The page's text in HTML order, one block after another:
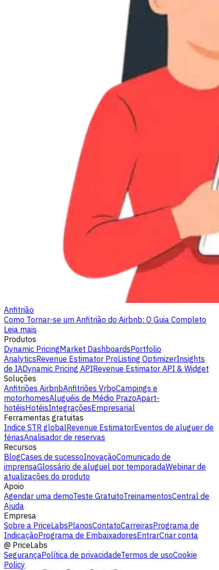
Anfitrião
Como Tornar-se um Anfitrião do Airbnb: O Guia Completo
Leia mais
Produtos
Dynamic PricingMarket DashboardsPortfolio
AnalyticsRevenue Estimator ProListing OptimizerInsights
de IADynamic Pricing APIRevenue Estimator API & Widget
Soluções
Anfitriões AirbnbAnfitriões VrboCampings e
motorhomesAluguéis de Médio PrazoApart-
hotéisHotéisIntegraçõesEmpresarial
Ferramentas gratuitas
Indice STR globalRevenue EstimatorEventos de aluguer de
fériasAnalisador de reservas
Recursos
BlogCases de sucessoInovaçãoComunicado de
imprensaGlossário de aluguel por temporadaWebinar de
atualizações do produto
Apoio
Agendar uma demoTeste GratuitoTreinamentosCentral de
Ajuda
Empresa
Sobre a PriceLabsPlanosContatoCarreirasPrograma de
IndicaçãoPrograma de EmbaixadoresEntrarCriar conta
@ PriceLabs
SegurançaPolítica de privacidadeTermos de usoCookie
Policy